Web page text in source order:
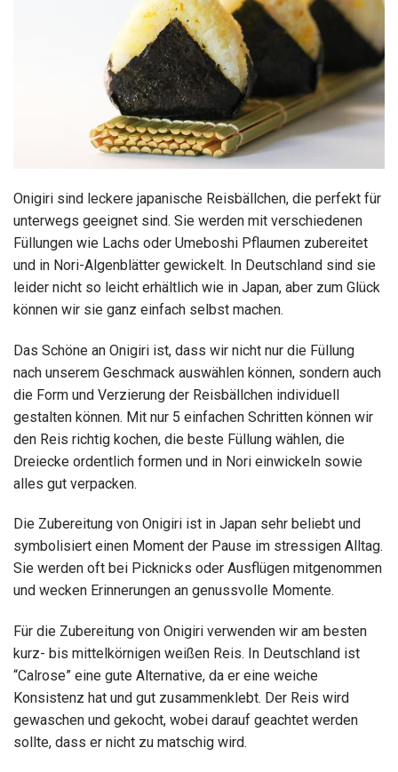
Onigiri sind leckere japanische Reisbällchen, die perfekt für
unterwegs geeignet sind. Sie werden mit verschiedenen
Füllungen wie Lachs oder Umeboshi Pflaumen zubereitet
und in Nori-Algenblätter gewickelt. In Deutschland sind sie
leider nicht so leicht erhältlich wie in Japan, aber zum Glück
können wir sie ganz einfach selbst machen.
Das Schöne an Onigiri ist, dass wir nicht nur die Füllung
nach unserem Geschmack auswählen können, sondern auch
die Form und Verzierung der Reisbällchen individuell
gestalten können. Mit nur 5 einfachen Schritten können wir
den Reis richtig kochen, die beste Füllung wählen, die
Dreiecke ordentlich formen und in Nori einwickeln sowie
alles gut verpacken.
Die Zubereitung von Onigiri ist in Japan sehr beliebt und
symbolisiert einen Moment der Pause im stressigen Alltag.
Sie werden oft bei Picknicks oder Ausflügen mitgenommen
und wecken Erinnerungen an genussvolle Momente.
Für die Zubereitung von Onigiri verwenden wir am besten
kurz- bis mittelkörnigen weißen Reis. In Deutschland ist
“Calrose” eine gute Alternative, da er eine weiche
Konsistenz hat und gut zusammenklebt. Der Reis wird
gewaschen und gekocht, wobei darauf geachtet werden
sollte, dass er nicht zu matschig wird.